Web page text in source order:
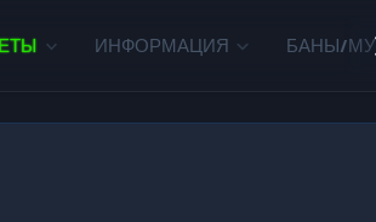
ИНФОРМАЦИЯ БАНЫ/